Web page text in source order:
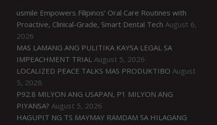
usmile Empowers Filipinos’ Oral Care Routines with
Proactive, Clinical-Grade, Smart Dental Tech August 6,
2026
MAS LAMANG ANG PULITIKA KAYSA LEGAL SA
IMPEACHMENT TRIAL August 5, 2026
LOCALIZED PEACE TALKS MAS PRODUKTIBO August
5, 2026
P92.8 MILYON ANG USAPAN, P1 MILYON ANG
PIYANSA? August 5, 2026
HAGUPIT NG TS MAYMAY RAMDAM SA HILAGANG